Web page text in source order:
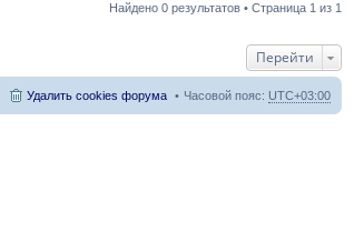
Найдено 0 результатов • Страница 1 из 1
Перейти
Часовой пояс: UTC+03:00
Удалить cookies форума